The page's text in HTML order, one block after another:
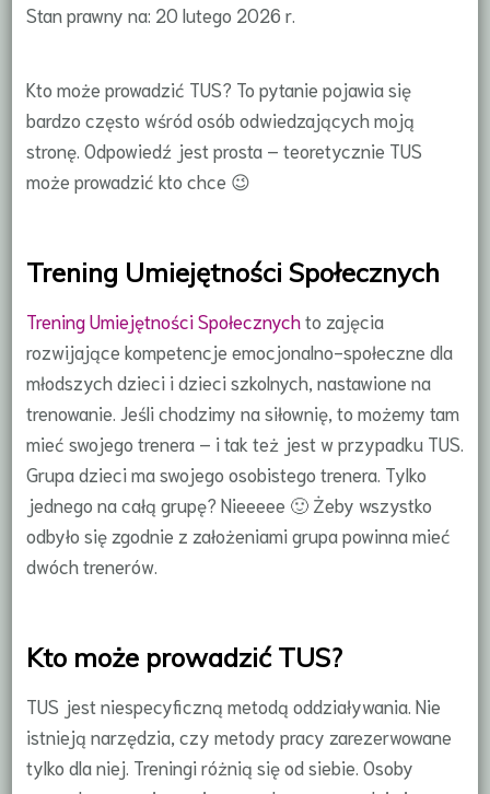
Stan prawny na: 20 lutego 2026 r.
Kto może prowadzić TUS? To pytanie pojawia się
bardzo często wśród osób odwiedzających moją
stronę. Odpowiedź jest prosta – teoretycznie TUS
może prowadzić kto chce 😉
Trening Umiejętności Społecznych
Trening Umiejętności Społecznychto zajęcia
rozwijające kompetencje emocjonalno-społeczne dla
młodszych dzieci i dzieci szkolnych, nastawione na
trenowanie. Jeśli chodzimy na siłownię, to możemy tam
mieć swojego trenera – i tak też jest w przypadku TUS.
Grupa dzieci ma swojego osobistego trenera. Tylko
jednego na całą grupę? Nieeeee 🙂 Żeby wszystko
odbyło się zgodnie z założeniami grupa powinna mieć
dwóch trenerów.
Kto może prowadzić TUS?
TUS jest niespecyficzną metodą oddziaływania. Nie
istnieją narzędzia, czy metody pracy zarezerwowane
tylko dla niej. Treningi różnią się od siebie. Osoby